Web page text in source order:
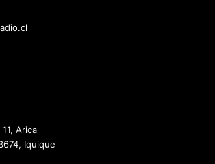
Arica
Iquique